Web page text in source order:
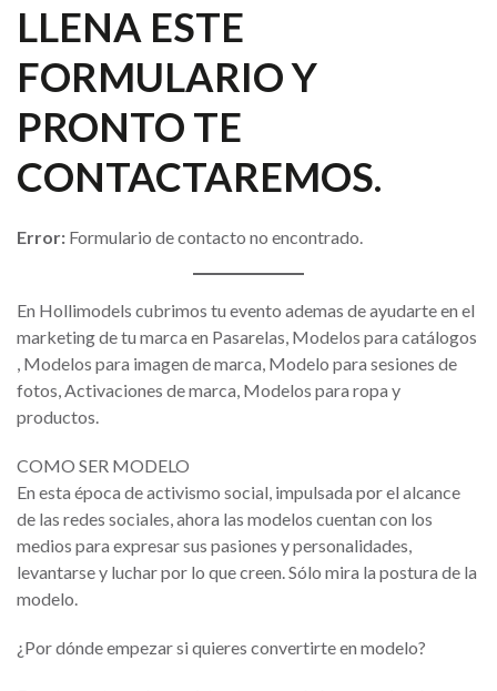
LLENA ESTE
FORMULARIO Y
PRONTO TE
CONTACTAREMOS.
Error: Formulario de contacto no encontrado.
En Hollimodels cubrimos tu evento ademas de ayudarte en el
marketing de tu marca en Pasarelas, Modelos para catálogos
, Modelos para imagen de marca, Modelo para sesiones de
fotos, Activaciones de marca, Modelos para ropa y
productos.
COMO SER MODELO
En esta época de activismo social, impulsada por el alcance
de las redes sociales, ahora las modelos cuentan con los
medios para expresar sus pasiones y personalidades,
levantarse y luchar por lo que creen. Sólo mira la postura de la
modelo.
¿Por dónde empezar si quieres convertirte en modelo?